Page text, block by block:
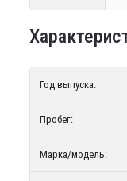
Год выпуска:
Пробег:
Марка/модель: